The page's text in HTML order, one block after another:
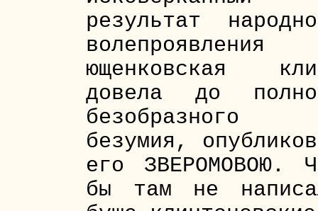
результат
волепроявления
ющенковская
довела до
безобразного
безумия,
его ЗВЕРОМОВОЮ.
бы там не